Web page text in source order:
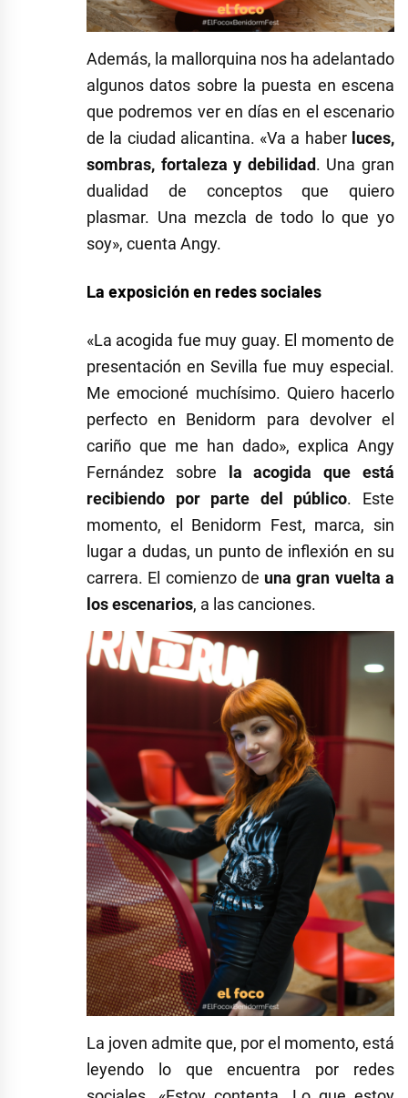
Además, la mallorquina nos ha adelantado
algunos datos sobre la puesta en escena
que podremos ver en días en el escenario
de la ciudad alicantina. «Va a haber luces,
sombras, fortaleza y debilidad. Una gran
dualidad de conceptos que quiero
plasmar. Una mezcla de todo lo que yo
soy», cuenta Angy.
La exposición en redes sociales
«La acogida fue muy guay. El momento de
presentación en Sevilla fue muy especial.
Me emocioné muchísimo. Quiero hacerlo
perfecto en Benidorm para devolver el
cariño que me han dado», explica Angy
Fernández sobre
la acogida que está
recibiendo por parte del público. Este
momento, el Benidorm Fest, marca, sin
lugar a dudas, un punto de inflexión en su
carrera. El comienzo de una gran vuelta a
los escenarios, a las canciones.
La joven admite que, por el momento, está
leyendo lo que encuentra por redes